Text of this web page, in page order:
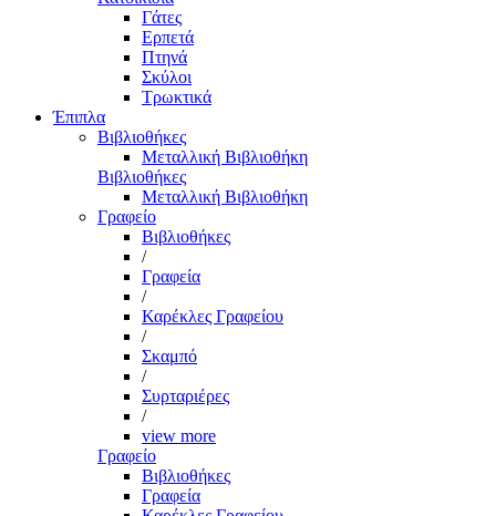
Γάτες
Ερπετά
Πτηνά
Σκύλοι
Τρωκτικά
Έπιπλα
Βιβλιοθήκες
Μεταλλική Βιβλιοθήκη
Βιβλιοθήκες
Μεταλλική Βιβλιοθήκη
Γραφείο
Βιβλιοθήκες
/
Γραφεία
/
Καρέκλες Γραφείου
/
Σκαμπό
/
Συρταριέρες
/
view more
Γραφείο
Βιβλιοθήκες
Γραφεία